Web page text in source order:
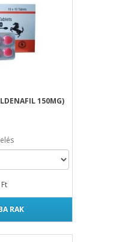
150MG)
RAK